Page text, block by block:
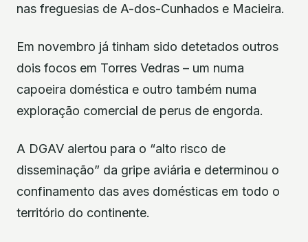
nas freguesias de A-dos-Cunhados e Macieira.
Em novembro já tinham sido detetados outros
dois focos em Torres Vedras – um numa
capoeira doméstica e outro também numa
exploração comercial de perus de engorda.
A DGAV alertou para o “alto risco de
disseminação” da gripe aviária e determinou o
confinamento das aves domésticas em todo o
território do continente.